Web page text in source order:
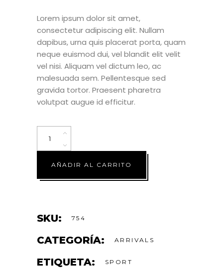
Lorem ipsum dolor sit amet,
consectetur adipiscing elit. Nullam
dapibus, urna quis placerat porta, quam
neque euismod dui, vel blandit elit velit
vel nisi. Aliquam vel dictum leo, ac
malesuada sem. Pellentesque sed
gravida tortor. Praesent pharetra
volutpat augue id efficitur.
AÑADIR AL CARRITO
SKU: 754
CATEGORÍA: ARRIVALS
ETIQUETA: SPORT